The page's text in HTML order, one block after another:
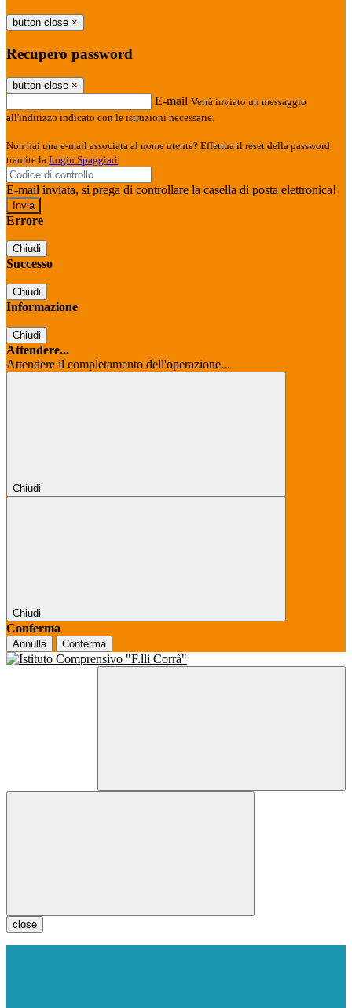
button close ×
Recupero password
button close ×
E-mail Verrà inviato un messaggio
all'indirizzo indicato con le istruzioni necessarie.
Non hai una e-mail associata al nome utente? Effettua il reset della password
tramite la Login Spaggiari
E-mail inviata, si prega di controllare la casella di posta elettronica!
Errore
Chiudi
Successo
Chiudi
Informazione
Chiudi
Attendere...
Attendere il completamento dell'operazione...
Chiudi
Chiudi
Conferma
Annulla Conferma
close